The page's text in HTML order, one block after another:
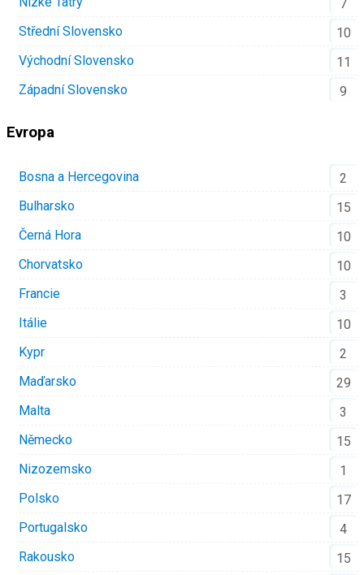
7
Střední Slovensko
10
Východní Slovensko
11
Západní Slovensko
9
Evropa
Bosna a Hercegovina
2
Bulharsko
15
Černá Hora
10
Chorvatsko
10
Francie
3
Itálie
10
Kypr
2
Maďarsko
29
Malta
3
Německo
15
Nizozemsko
1
Polsko
17
Portugalsko
4
Rakousko
15